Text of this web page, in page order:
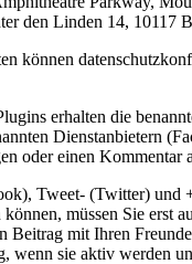
den Linden 14, 10117
können
erhalten die
Dienstanbietern
oder einen Kommentar
Tweet- (Twitter) und
müssen Sie erst
Beitrag mit Ihren
wenn sie aktiv werden